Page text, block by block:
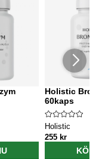
Holistic
60kaps
Holistic
255 kr
KÖP